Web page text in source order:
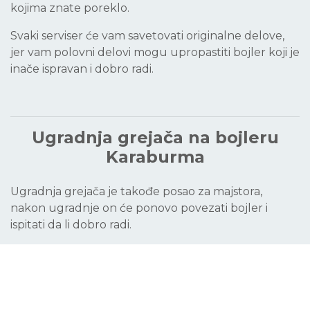
kojima znate poreklo.
Svaki serviser će vam savetovati originalne delove,
jer vam polovni delovi mogu upropastiti bojler koji je
inače ispravan i dobro radi.
Ugradnja grejača na bojleru
Karaburma
Ugradnja grejača je takođe posao za majstora,
nakon ugradnje on će ponovo povezati bojler i
ispitati da li dobro radi.